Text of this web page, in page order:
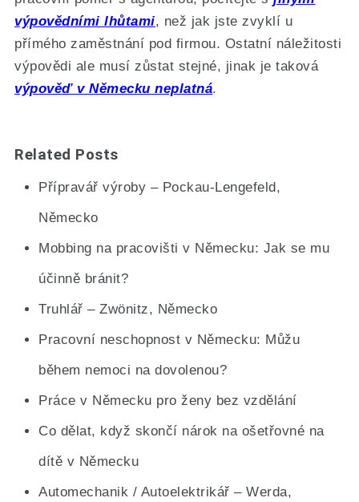
výpovědními lhůtami, než jak jste zvyklí u
přímého zaměstnání pod firmou. Ostatní náležitosti
výpovědi ale musí zůstat stejné, jinak je taková
výpověď v Německu neplatná.
Related Posts
Přípravář výroby – Pockau-Lengefeld,
Německo
Mobbing na pracovišti v Německu: Jak se mu
účinně bránit?
Truhlář – Zwönitz, Německo
Pracovní neschopnost v Německu: Můžu
během nemoci na dovolenou?
Práce v Německu pro ženy bez vzdělání
Co dělat, když skončí nárok na ošetřovné na
dítě v Německu
Automechanik / Autoelektrikář – Werda,